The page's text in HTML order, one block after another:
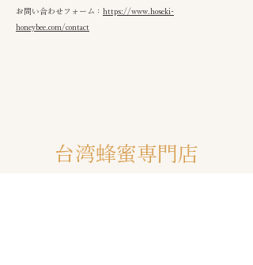
お問い合わせフォーム： https://www.hoseki-
honeybee.com/contact
台湾蜂蜜専門店